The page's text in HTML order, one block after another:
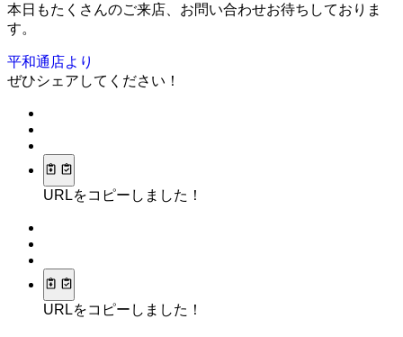
本日もたくさんのご来店、お問い合わせお待ちしておりま
す。
平和通店より
ぜひシェアしてください！
URLをコピーしました！
URLをコピーしました！